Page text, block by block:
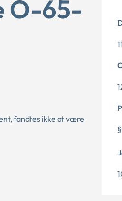
O-65-
fandtes ikke at være